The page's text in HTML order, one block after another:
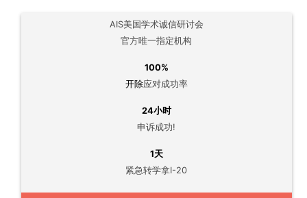
AIS美国学术诚信研讨会
官方唯一指定机构
100%
开除应对成功率
24小时
申诉成功!
1天
紧急转学拿I-20